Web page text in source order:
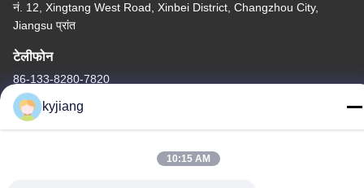
नं. 12, Xingtang West Road, Xinbei District, Changzhou City,
Jiangsu प्रांत
टेलीफोन
86-133-8280-7820
kyjiang
10:15 AM